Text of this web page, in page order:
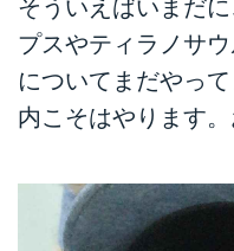
そういえばいまだ
プスやティラノサ
についてまだやっ
内こそはやります。